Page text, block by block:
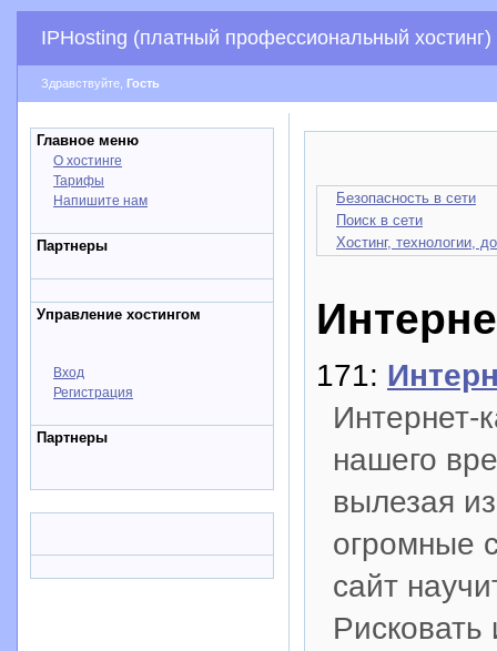
IPHosting (платный профессиональный хостинг)
Здравствуйте, Гость
Главное меню
О хостинге
Тарифы
Напишите нам
Партнеры
Управление хостингом
Вход
Регистрация
Партнеры
Безопасность в сети
Поиск в сети
Хостинг, технологии,
171:
Интернет-
нашего
вылезая
огромные
сайт